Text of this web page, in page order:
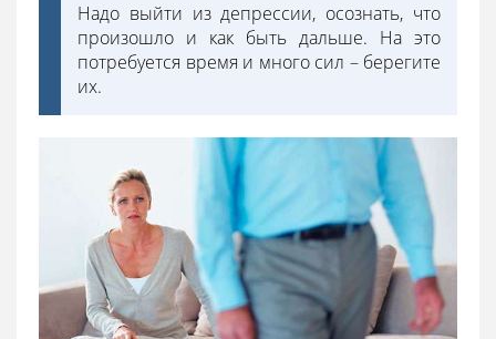
Надо выйти из депрессии, осознать, что
произошло и как быть дальше. На это
потребуется время и много сил – берегите
их.